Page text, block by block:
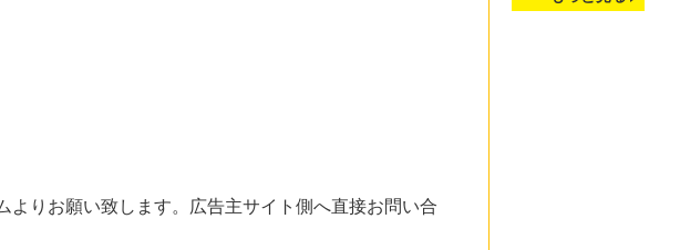
りお願い致します。広告主サイト側へ直接お問い合